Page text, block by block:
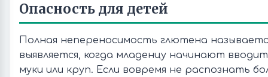
Опасность для детей
Полная непереносимость глютена
выявляется, когда младенцу начинают
муки или круп. Если вовремя не распознать